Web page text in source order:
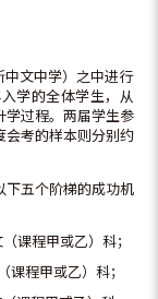
中文中学）之中进行
学的全体学生，从
学过程。两届学生参
会考的样本则分别约
下五个阶梯的成功机
课程甲或乙）科；
课程甲或乙）科；